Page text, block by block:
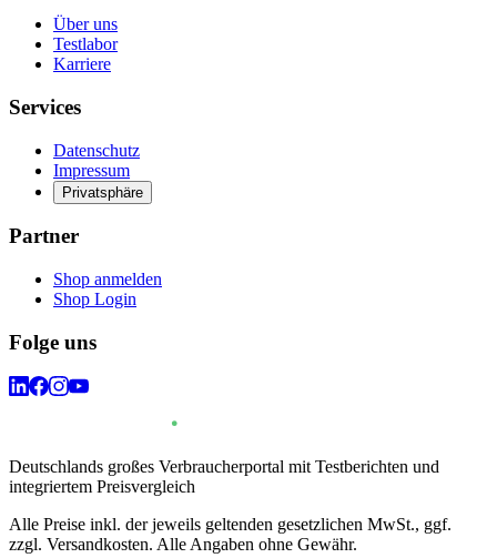
Über uns
Testlabor
Karriere
Services
Datenschutz
Impressum
Privatsphäre
Partner
Shop anmelden
Shop Login
Folge uns
Deutschlands großes Verbraucherportal mit Testberichten und
integriertem Preisvergleich
Alle Preise inkl. der jeweils geltenden gesetzlichen MwSt., ggf.
zzgl. Versandkosten. Alle Angaben ohne Gewähr.